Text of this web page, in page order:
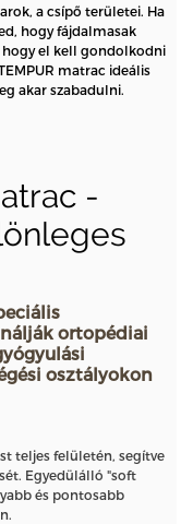
a csípő területei. Ha
hogy fájdalmasak
hogy el kell gondolkodni
matrac ideális
akar szabadulni.
-
ortopédiai
osztályokon
teljes felületén, segítve
Egyedülálló "soft
és pontosabb